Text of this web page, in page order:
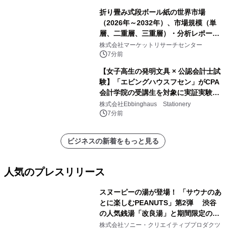
折り畳み式段ボール紙の世界市場
（2026年～2032年）、市場規模（単
層、二重層、三重層）・分析レポート
を発表
株式会社マーケットリサーチセンター
7分前
【女子高生の発明文具 × 公認会計士試
験】「エビングハウスフセン」がCPA
会計学院の受講生を対象に実証実験を
実施
株式会社Ebbinghaus Stationery
7分前
ビジネスの新着をもっと見る
人気のプレスリリース
スヌーピーの湯が登場！ 「サウナのあ
とに楽しむPEANUTS」第2弾 渋谷
の人気銭湯「改良湯」と期間限定のコ
ラボレーション サウナイキタイコラ
株式会社ソニー・クリエイティブプロダクツ